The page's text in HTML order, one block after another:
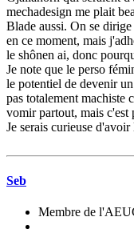
mechadesign me plait
Blade aussi. On se
en ce moment, mais
le shônen ai, donc
Je note que le perso
le potentiel de devenir un
pas totalement machiste
vomir partout, mais c'est
Je serais curieuse
Seb
Membre de